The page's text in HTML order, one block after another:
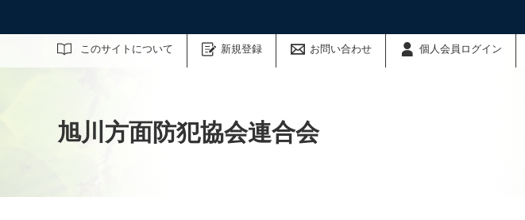
このサイトについて 新規登録 お問い合わせ 個人会員ログイン
サイト内検索
旭川方面防犯協会連合会